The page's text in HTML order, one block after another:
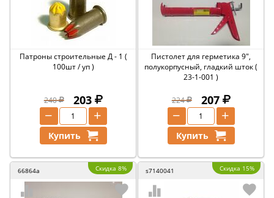
Патроны строительные Д - 1 (
100шт / уп )
240 203
+
−
Купить
Пистолет для герметика 9",
полукорпусный, гладкий шток (
23-1-001 )
224 207
+
−
Купить
66864a Скидка 8% s7140041 Скидка 15%